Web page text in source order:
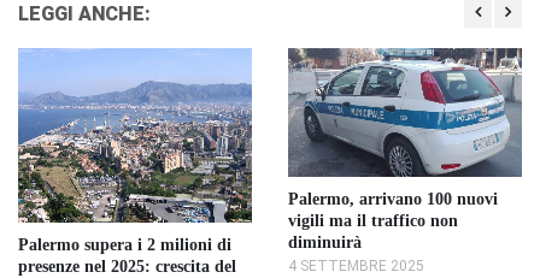
LEGGI ANCHE:
Palermo supera i 2 milioni di
presenze nel 2025: crescita del
Palermo, arrivano 100 nuovi
vigili ma il traffico non
diminuirà
4 SETTEMBRE 2025